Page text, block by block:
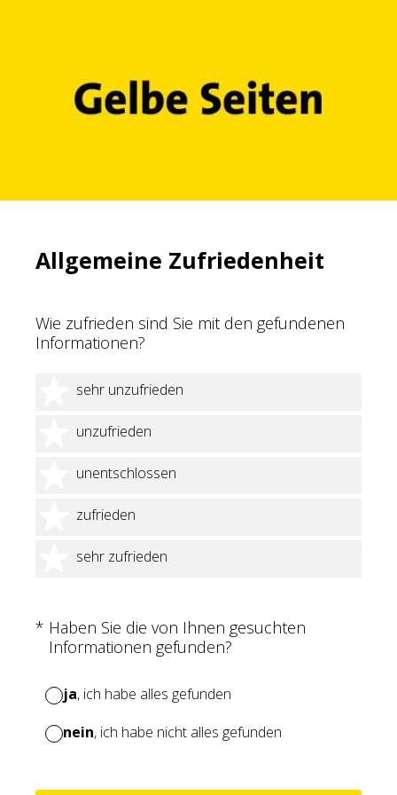
Allgemeine Zufriedenheit
Wie zufrieden sind Sie mit den gefundenen
Informationen?
sehr unzufrieden
1 Stern
unzufrieden
2 Sterne
unentschlossen
3 Sterne
zufrieden
4 Sterne
sehr zufrieden
5 Sterne
* Haben Sie die von Ihnen gesuchten
Informationen gefunden?
(Erforderlich.)
ja, ich habe alles gefunden
nein, ich habe nicht alles gefunden